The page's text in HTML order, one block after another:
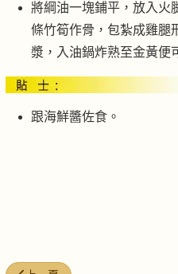
將綱油一塊鋪平，放入火
條竹筍作骨，包紮成雞腿
漿，入油鍋炸熟至金黃便
跟海鮮醬佐食。